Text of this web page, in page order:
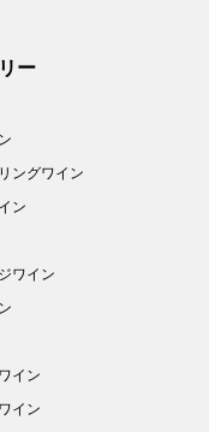
ー
ングワイン
ン
ワイン
イン
イン